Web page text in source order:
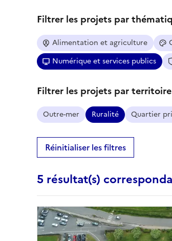
Filtrer les projets par
Alimentation et agriculture
Numérique et services publics
Filtrer les projets par
Outre-mer Ruralité Quartier
Réinitialiser les filtres
5 résultat(s)